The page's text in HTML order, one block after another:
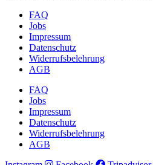
FAQ
Jobs
Impressum
Datenschutz
Widerrufsbelehrung
AGB
FAQ
Jobs
Impressum
Datenschutz
Widerrufsbelehrung
AGB